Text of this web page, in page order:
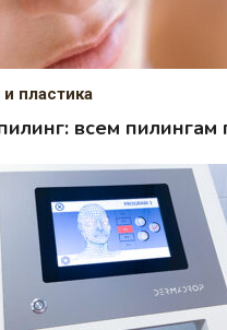
пластика
всем пилингам